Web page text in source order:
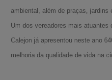
ambiental, além de praças, jardins
Um dos vereadores mais atuantes
Calejon já apresentou neste ano
melhoria da qualidade de vida na